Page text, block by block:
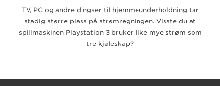
TV, PC og andre dingser til hjemmeunderholdning tar
stadig større plass på strømregningen. Visste du at
spillmaskinen Playstation 3 bruker like mye strøm som
tre kjøleskap?